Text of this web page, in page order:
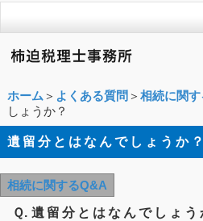
ホーム＞ よくある質問 ＞ 相続に関
しょうか？
遺留分とはなんでしょうか？
相続に関するQ&A
Ｑ. 遺留分とはなんでしょう